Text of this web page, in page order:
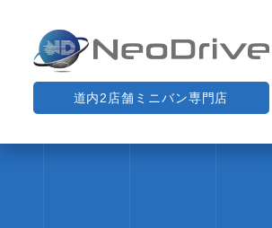
道内2店舗ミニバン専門店